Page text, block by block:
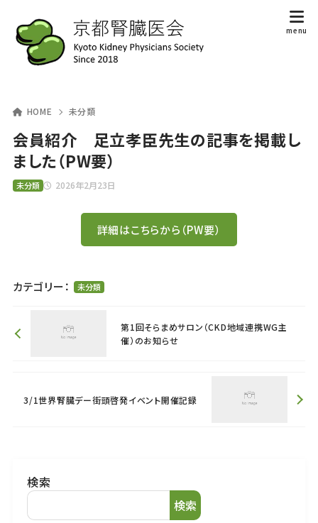
HOME 未分類
会員紹介 足立孝臣先生の記事を掲載し
ました（PW要）
2026年2月23日
未分類
詳細はこちらから（PW要）
カテゴリー： 未分類
第1回そらまめサロン（CKD地域連携WG主
催）のお知らせ
3/1世界腎臓デー街頭啓発イベント開催記録
検索
検索